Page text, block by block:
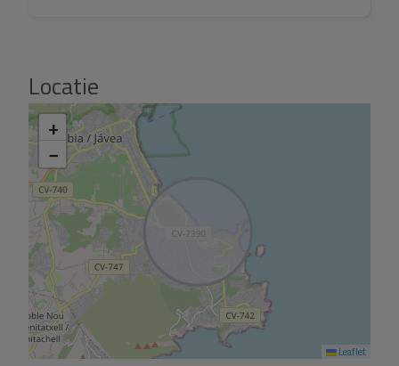
Locatie
+
−
Leaflet